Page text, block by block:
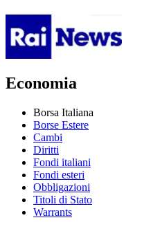
Economia
Borsa Italiana
Borse Estere
Cambi
Diritti
Fondi italiani
Fondi esteri
Obbligazioni
Titoli di Stato
Warrants